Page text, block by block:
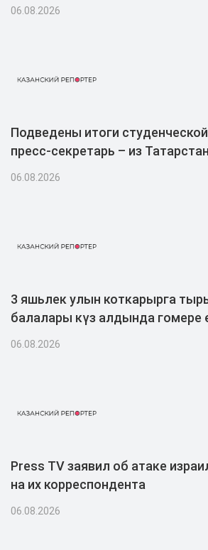
06.08.2026
Подведены итоги
пресс-секретарь – из
06.08.2026
3 яшьлек улын коткарырга
балалары күз алдында гомере
06.08.2026
Press TV заявил об атаке
на их корреспондента
06.08.2026